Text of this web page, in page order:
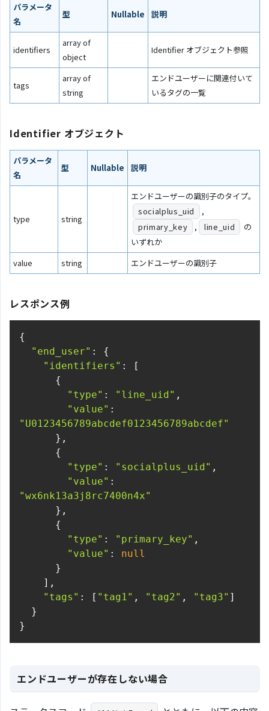
パラメータ
名
型 Nullable 説明
identifiers
array of
object
Identifier オブジェクト参照
tags
array of
string
エンドユーザーに関連付いて
いるタグの一覧
Identifier オブジェクト
パラメータ
名
型 Nullable 説明
type string
エンドユーザーの識別子のタイプ。
socialplus_uid
,
primary_key
, line_uid
の
いずれか
value
string エンドユーザーの識別子
レスポンス例
"end_user"
"identifiers"
"type" : "line_uid"
"value"
"U0123456789abcdef0123456789abcdef"
"type" : "socialplus_uid"
"value"
"wx6nk13a3j8rc7400n4x"
"type" : "primary_key"
"value" : null
"tags" : [ "tag1" , "tag2" , "tag3"
}
エンドユーザーが存在しない場合